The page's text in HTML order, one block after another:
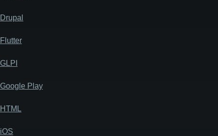
Drupal
Flutter
GLPI
Google Play
HTML
iOS